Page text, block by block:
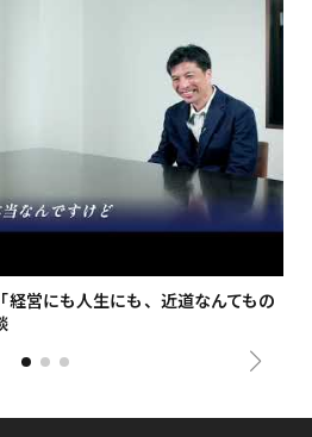
経営にも人生にも、近道なんてもの